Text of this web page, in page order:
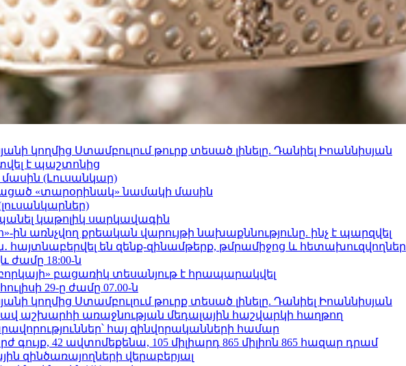
կողմից Ստամբուլում թուրք տեսած լինելը. Դանիել Իոաննիսյան
է պաշտոնից
մասին (Լուսանկար)
«տարօրինակ» նամակի մասին
կաթոլիկ սարկավագին
ին առնչվող քրեական վարույթի նախաքննությունը. ինչ է պարզվել
հայտնաբերվել են զենք-զինամթերք, թմրամիջոց և հետախուզվողներ
ժամը 18:00-ն
բացառիկ տեսանյութ է հրապարակվել
29-ը ժամը 07.00-ն
կողմից Ստամբուլում թուրք տեսած լինելը. Դանիել Իոաննիսյան
առաջնության մեդալային հաշվարկի հաղթող
հայ զինվորականների համար
42 ավտոմեքենա, 105 միլիարդ 865 միլիոն 865 հազար դրամ
զինծառայողների վերաբերյալ